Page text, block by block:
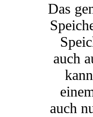
Das
auch
auch